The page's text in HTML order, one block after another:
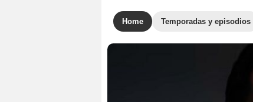
Home Temporadas y episodios